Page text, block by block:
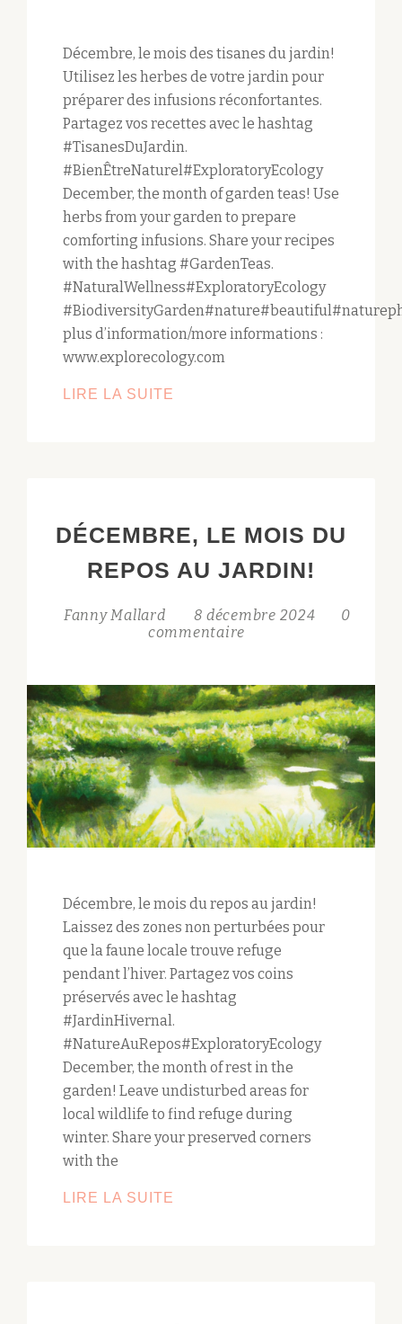
Décembre, le mois des tisanes du jardin!
Utilisez les herbes de votre jardin pour
préparer des infusions réconfortantes.
Partagez vos recettes avec le hashtag
#TisanesDuJardin.
#BienÊtreNaturel#ExploratoryEcology
December, the month of garden teas! Use
herbs from your garden to prepare
comforting infusions. Share your recipes
with the hashtag #GardenTeas.
#NaturalWellness#ExploratoryEcology
plus d’information/more informations :
www.explorecology.com
LIRE LA SUITE
JARDIN!
DÉCEMBRE, LE MOIS DU
REPOS AU JARDIN!
Fanny Mallard 8 décembre 2024
0
commentaire
Décembre, le mois du repos au jardin!
Laissez des zones non perturbées pour
que la faune locale trouve refuge
pendant l’hiver. Partagez vos coins
préservés avec le hashtag
#JardinHivernal.
#NatureAuRepos#ExploratoryEcology
December, the month of rest in the
garden! Leave undisturbed areas for
local wildlife to find refuge during
winter. Share your preserved corners
with the
LIRE LA SUITE